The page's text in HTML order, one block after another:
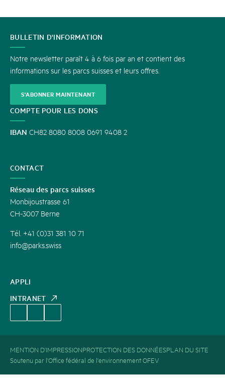
CONTACT
APPLI
INTRANET
BULLETIN D'INFORMATION
Notre newsletter paraît 4 à 6 fois par an et contient des
informations sur les parcs suisses et leurs offres.
S'ABONNER MAINTENANT
COMPTE POUR LES DONS
IBAN CH82 8080 8008 0691 9408 2
CONTACT
Réseau des parcs suisses
Monbijoustrasse 61
CH-3007 Berne
Tél. +41 (0)31 381 10 71
info@parks.swiss
MENTION D'IMPRESSIONPROTECTION DES DONNÉESPLAN DU SITE
Soutenu par l'Office fédéral de l'environnement OFEV